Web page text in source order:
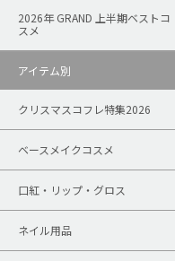
2026年 GRAND 上半期ベストコ
スメ
アイテム別
クリスマスコフレ特集2026
ベースメイクコスメ
口紅・リップ・グロス
ネイル用品